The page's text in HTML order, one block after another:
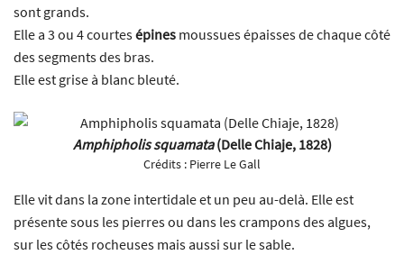
sont grands.
Elle a 3 ou 4 courtesépines moussues épaisses de chaque côté
des segments des bras.
Elle est grise à blanc bleuté.
Amphipholis squamata(Delle Chiaje, 1828)
Crédits : Pierre Le Gall
Elle vit dans la zone intertidale et un peu au-delà. Elle est
présente sous les pierres ou dans les crampons des algues,
sur les côtés rocheuses mais aussi sur le sable.